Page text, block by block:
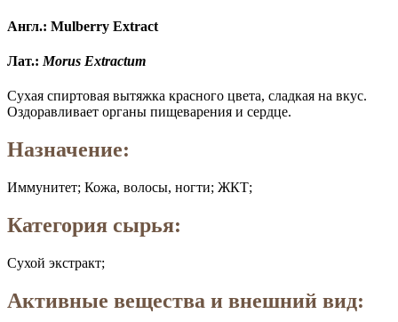
Англ.: Mulberry Extract
Лат.: Morus Extractum
Сухая спиртовая вытяжка красного цвета, сладкая на вкус.
Оздоравливает органы пищеварения и сердце.
Назначение:
Иммунитет; Кожа, волосы, ногти; ЖКТ;
Категория сырья:
Сухой экстракт;
Активные вещества и внешний вид: